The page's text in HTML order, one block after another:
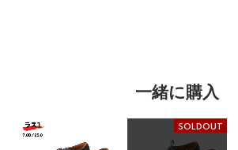
一緒に購入
SOLDOUT